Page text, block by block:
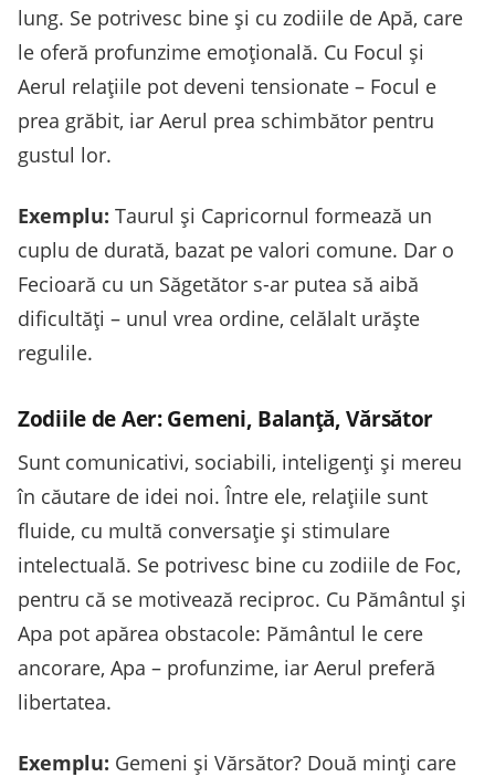
lung. Se potrivesc bine și cu zodiile de Apă, care
le oferă profunzime emoțională. Cu Focul și
Aerul relațiile pot deveni tensionate – Focul e
prea grăbit, iar Aerul prea schimbător pentru
gustul lor.
Exemplu: Taurul și Capricornul formează un
cuplu de durată, bazat pe valori comune. Dar o
Fecioară cu un Săgetător s-ar putea să aibă
dificultăți – unul vrea ordine, celălalt urăște
regulile.
Zodiile de Aer: Gemeni, Balanță, Vărsător
Sunt comunicativi, sociabili, inteligenți și mereu
în căutare de idei noi. Între ele, relațiile sunt
fluide, cu multă conversație și stimulare
intelectuală. Se potrivesc bine cu zodiile de Foc,
pentru că se motivează reciproc. Cu Pământul și
Apa pot apărea obstacole: Pământul le cere
ancorare, Apa – profunzime, iar Aerul preferă
libertatea.
Exemplu: Gemeni și Vărsător? Două minți care